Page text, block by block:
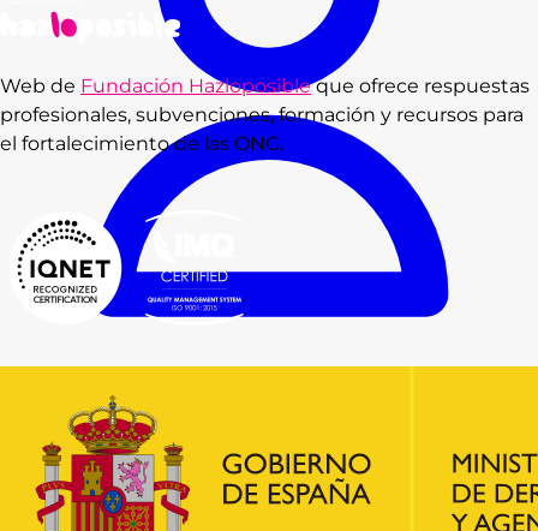
Consultas
Subvenciones
Recursos
Formación
Blog
Web de Fundación Hazloposible que ofrece respuestas
profesionales, subvenciones, formación y recursos para
el fortalecimiento de las ONG.